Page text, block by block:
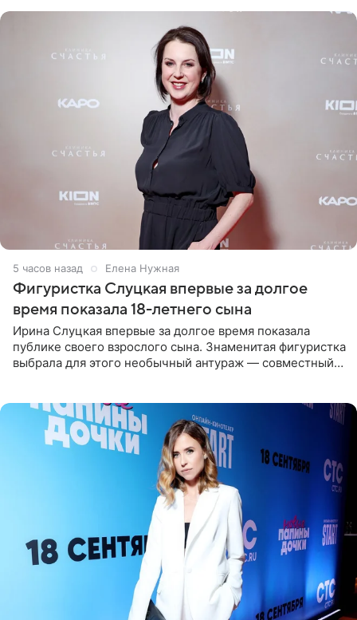
5 часов назад Елена Нужная
Фигуристка Слуцкая впервые за долгое
время показала 18-летнего сына
Ирина Слуцкая впервые за долгое время показала
публике своего взрослого сына. Знаменитая фигуристка
выбрала для этого необычный антураж — совместный